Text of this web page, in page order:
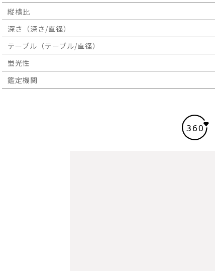
縦横比
深さ（深さ/直径）
テーブル（テーブル/直径）
蛍光性
鑑定機関